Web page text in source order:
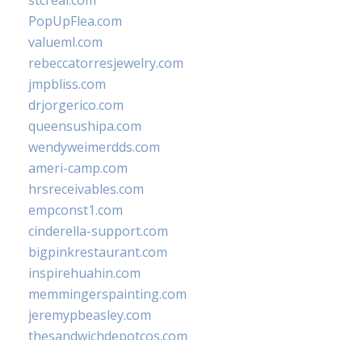
PopUpFlea.com
valueml.com
rebeccatorresjewelry.com
jmpbliss.com
drjorgerico.com
queensushipa.com
wendyweimerdds.com
ameri-camp.com
hrsreceivables.com
empconst1.com
cinderella-support.com
bigpinkrestaurant.com
inspirehuahin.com
memmingerspainting.com
jeremypbeasley.com
thesandwichdepotcos.com